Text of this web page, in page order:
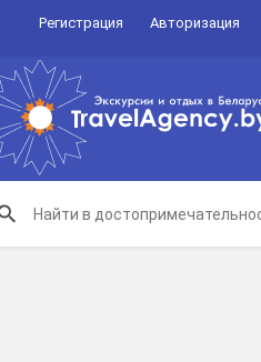
Регистрация Авторизация